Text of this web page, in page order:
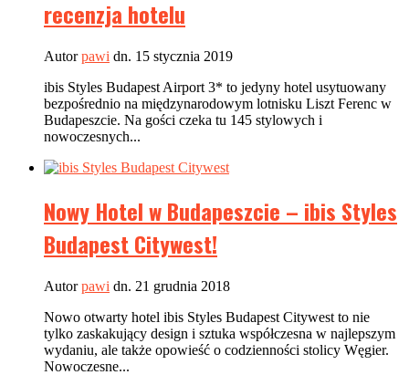
recenzja hotelu
Autorpawi dn. 15 stycznia 2019
ibis Styles Budapest Airport 3* to jedyny hotel usytuowany
bezpośrednio na międzynarodowym lotnisku Liszt Ferenc w
Budapeszcie. Na gości czeka tu 145 stylowych i
nowoczesnych...
Nowy Hotel w Budapeszcie – ibis Styles
Budapest Citywest!
Autorpawi dn. 21 grudnia 2018
Nowo otwarty hotel ibis Styles Budapest Citywest to nie
tylko zaskakujący design i sztuka współczesna w najlepszym
wydaniu, ale także opowieść o codzienności stolicy Węgier.
Nowoczesne...